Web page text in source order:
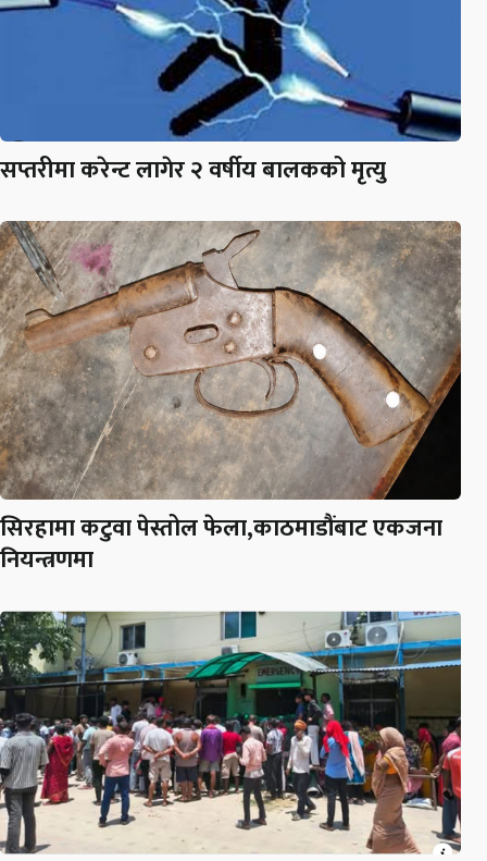
सप्तरीमा करेन्ट लागेर २ वर्षीय बालकको मृत्यु
सिरहामा कटुवा पेस्तोल फेला,काठमाडौंबाट एकजना
नियन्त्रणमा